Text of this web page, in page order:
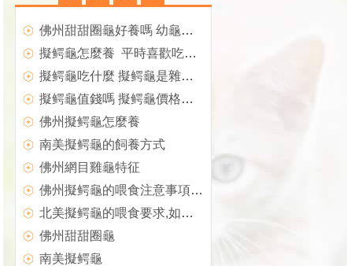
佛州甜甜圈龜好養嗎 幼龜容易著涼
擬鳄龜怎麼養 平時喜歡吃一些小魚小蝦
擬鳄龜吃什麼 擬鳄龜是雜食性的動物
擬鳄龜值錢嗎 擬鳄龜價格要比真鳄龜價格便宜
佛州擬鳄龜怎麼養
南美擬鳄龜的飼養方式
佛州網目雞龜特征
佛州擬鳄龜的喂食注意事項,佛州擬鳄龜介紹
北美擬鳄龜的喂食要求,如何防止鳄龜自相殘殺
佛州甜甜圈龜
南美擬鳄龜